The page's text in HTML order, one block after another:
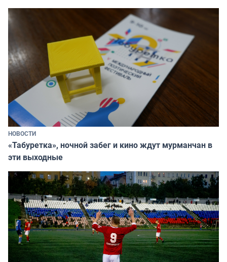
НОВОСТИ
«Табуретка», ночной забег и кино ждут мурманчан в
эти выходные